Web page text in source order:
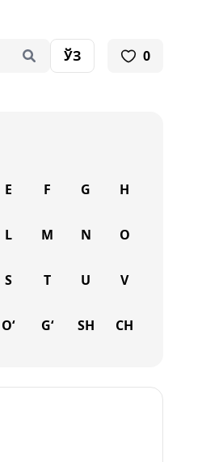
ЎЗ 0
E F G H
L M N O
S T U V
O‘ G‘ SH CH